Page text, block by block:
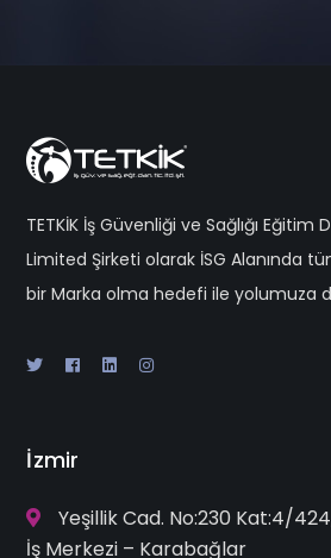
TETKİK İş Güvenliği ve Sağlığı Eğitim
Limited Şirketi olarak İSG Alanında
bir Marka olma hedefi ile yolumuza
İzmir
Yeşillik Cad. No:230 Kat:4/
İş Merkezi – Karabağlar